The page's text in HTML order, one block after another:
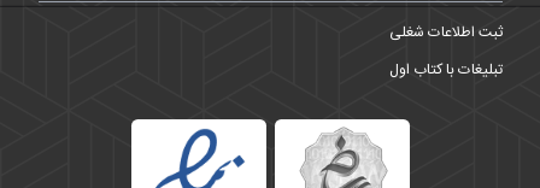
ثبت اطلاعات شغلی
تبلیغات با کتاب اول